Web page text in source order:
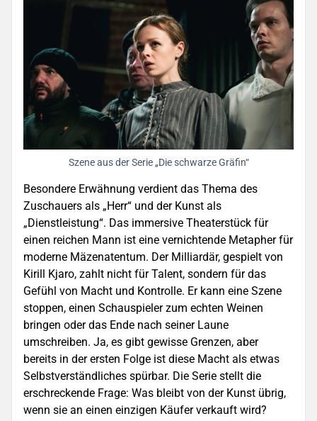
Szene aus der Serie „Die schwarze Gräfin“
Besondere Erwähnung verdient das Thema des
Zuschauers als „Herr“ und der Kunst als
„Dienstleistung“. Das immersive Theaterstück für
einen reichen Mann ist eine vernichtende Metapher für
moderne Mäzenatentum. Der Milliardär, gespielt von
Kirill Kjarо, zahlt nicht für Talent, sondern für das
Gefühl von Macht und Kontrolle. Er kann eine Szene
stoppen, einen Schauspieler zum echten Weinen
bringen oder das Ende nach seiner Laune
umschreiben. Ja, es gibt gewisse Grenzen, aber
bereits in der ersten Folge ist diese Macht als etwas
Selbstverständliches spürbar. Die Serie stellt die
erschreckende Frage: Was bleibt von der Kunst übrig,
wenn sie an einen einzigen Käufer verkauft wird?